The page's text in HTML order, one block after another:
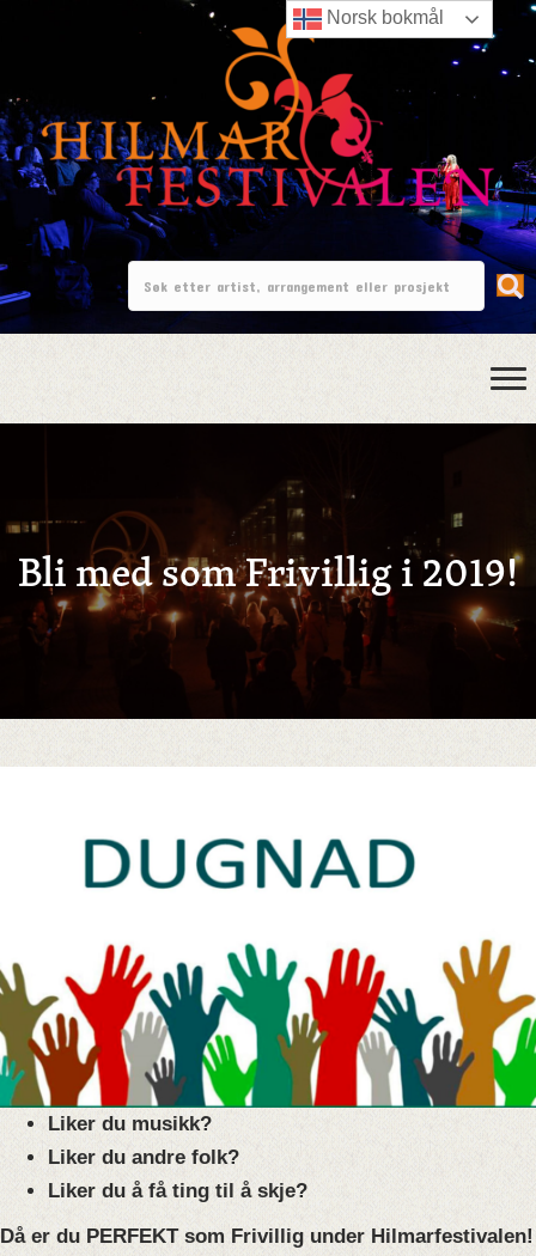
Bli med som Frivillig i 2019!
Liker du musikk?
Liker du andre folk?
Liker du å få ting til å skje?
Då er du PERFEKT som Frivillig under Hilmarfestivalen!
Norsk bokmål